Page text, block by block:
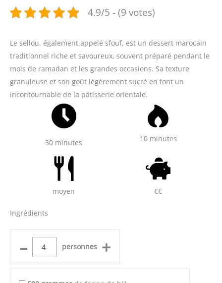
4.9/5 - (9 votes)
Le sellou, également appelé sfouf, est un dessert marocain
traditionnel riche et savoureux, souvent préparé pendant le
mois de ramadan et les grandes occasions. Sa texture
granuleuse et son goût légèrement sucré en font un
incontournable de la pâtisserie orientale.
30 minutes 10 minutes
moyen €€
Ingrédients
– personnes +